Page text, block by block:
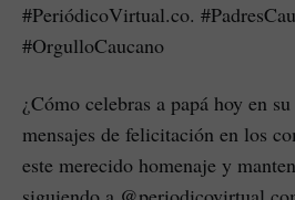
#PeriódicoVirtual.co.
#OrgulloCaucano
¿Cómo celebras a papá hoy en
mensajes de felicitación en los
este merecido homenaje y